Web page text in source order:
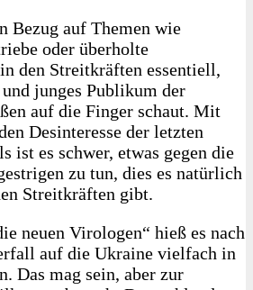
Bezug auf Themen wie
oder überholte
den Streitkräften essentiell,
junges Publikum der
auf die Finger schaut. Mit
Desinteresse der letzten
ist es schwer, etwas gegen die
zu tun, dies es natürlich
Streitkräften gibt.
neuen Virologen“ hieß es nach
auf die Ukraine vielfach in
Das mag sein, aber zur